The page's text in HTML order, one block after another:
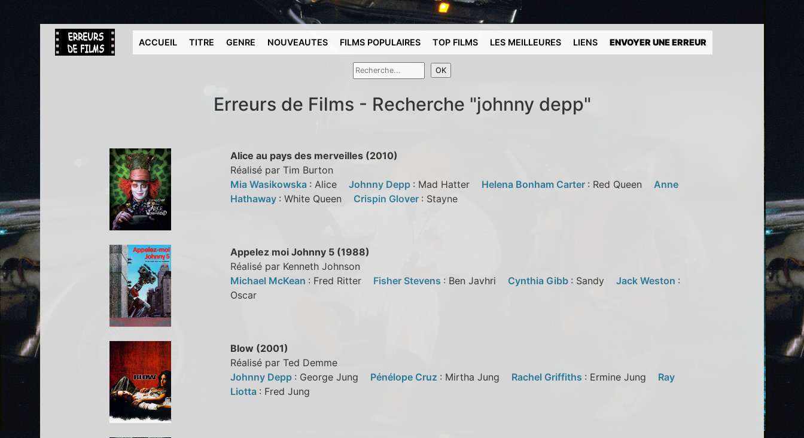
ACCUEIL TITRE GENRE NOUVEAUTES FILMS POPULAIRES TOP FILMS LES MEILLEURES LIENS ENVOYER UNE ERREUR
Erreurs de Films - Recherche "johnny depp"
Alice au pays des merveilles (2010)
Réalisé par Tim Burton
Mia Wasikowska : Alice Johnny Depp : Mad Hatter Helena Bonham Carter : Red Queen Anne
Hathaway : White Queen Crispin Glover : Stayne
Appelez moi Johnny 5 (1988)
Réalisé par Kenneth Johnson
Michael McKean : Fred Ritter Fisher Stevens : Ben Javhri Cynthia Gibb : Sandy Jack Weston :
Oscar
Blow (2001)
Réalisé par Ted Demme
Johnny Depp : George Jung Pénélope Cruz : Mirtha Jung Rachel Griffiths : Ermine Jung Ray
Liotta : Fred Jung